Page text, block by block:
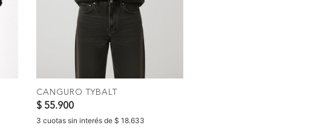
CANGURO TYBALT
$ 55.900
3 cuotas sin interés de $ 18.633